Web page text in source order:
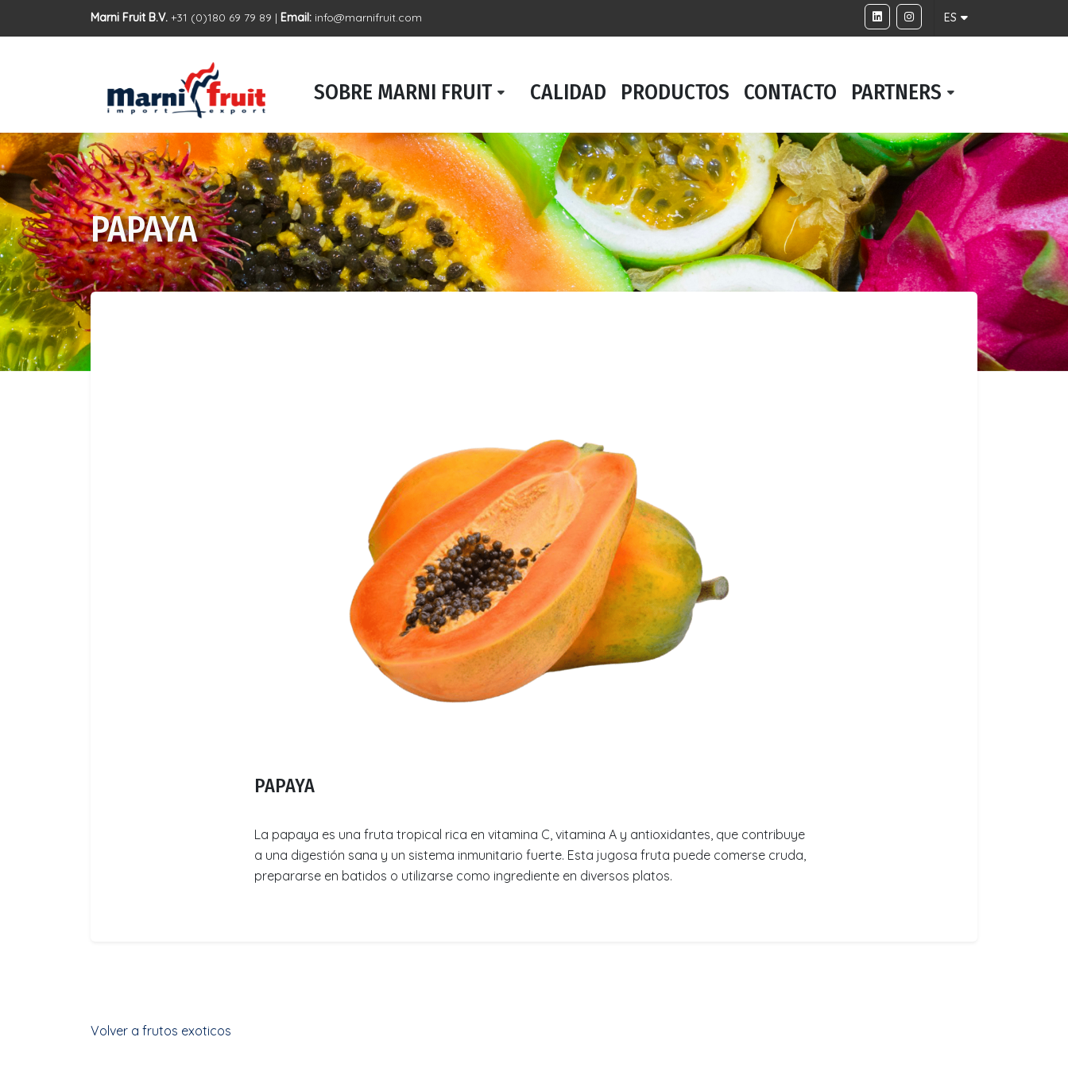
Marni Fruit B.V. +31 (0)180 69 79 89 | Email: info@marnifruit.com ES
SOBRE MARNI FRUIT CALIDAD PRODUCTOS CONTACTO PARTNERS
PAPAYA
PAPAYA
La papaya es una fruta tropical rica en vitamina C, vitamina A y antioxidantes, que contribuye
a una digestión sana y un sistema inmunitario fuerte. Esta jugosa fruta puede comerse cruda,
prepararse en batidos o utilizarse como ingrediente en diversos platos.
Volver a frutos exoticos